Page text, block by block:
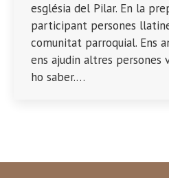
església del Pilar. En la
participant persones
comunitat parroquial. Ens
ens ajudin altres persones
ho saber.…